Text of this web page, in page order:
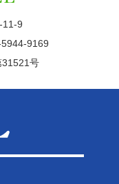
11-9
9169
31521号